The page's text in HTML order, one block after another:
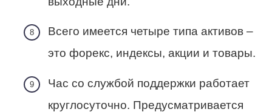
Всего имеется четыре типа активов –
это форекс, индексы, акции и товары.
Час со службой поддержки работает
круглосуточно. Предусматривается